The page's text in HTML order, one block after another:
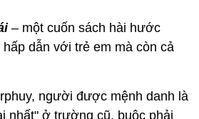
– một cuốn sách hài hước
hấp dẫn với trẻ em mà còn cả
người được mệnh danh là
nhất" ở trường cũ, buộc phải